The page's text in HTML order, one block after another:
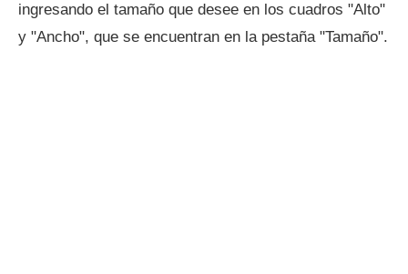
ingresando el tamaño que desee en los cuadros "Alto"
y "Ancho", que se encuentran en la pestaña "Tamaño".